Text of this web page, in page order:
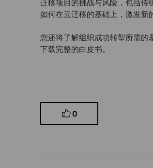
迁移项目的挑战与风险，包括传
如何在云迁移的基础上，激发新
您还将了解组织成功转型所需的
下载完整的白皮书。
0